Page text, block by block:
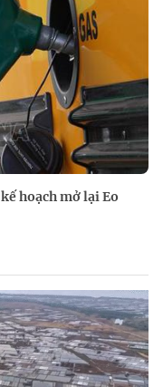
hoạch mở lại Eo